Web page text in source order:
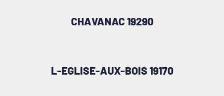
CHAVANAC 19290
L-EGLISE-AUX-BOIS 19170